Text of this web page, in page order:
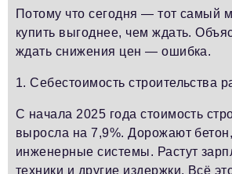
Потому что сегодня — тот самый
купить выгоднее, чем ждать.
ждать снижения цен — ошибка.
1. Себестоимость строительства
С начала 2025 года стоимость
выросла на 7,9%. Дорожают
инженерные системы. Растут
техники и другие издержки. Всё